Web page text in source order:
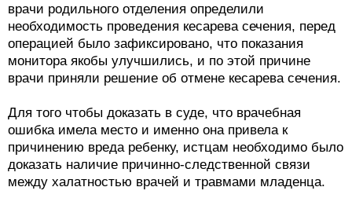
врачи родильного отделения определили
необходимость проведения кесарева сечения, перед
операцией было зафиксировано, что показания
монитора якобы улучшились, и по этой причине
врачи приняли решение об отмене кесарева сечения.
Для того чтобы доказать в суде, что врачебная
ошибка имела место и именно она привела к
причинению вреда ребенку, истцам необходимо было
доказать наличие причинно-следственной связи
между халатностью врачей и травмами младенца.